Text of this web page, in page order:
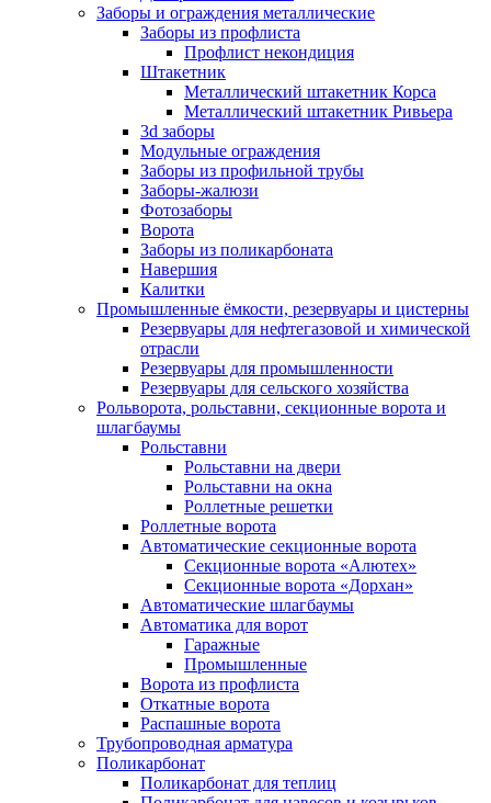
Заборы и ограждения металлические
Заборы из профлиста
Профлист некондиция
Штакетник
Металлический штакетник Корса
Металлический штакетник Ривьера
3d заборы
Модульные ограждения
Заборы из профильной трубы
Заборы-жалюзи
Фотозаборы
Ворота
Заборы из поликарбоната
Навершия
Калитки
Промышленные ёмкости, резервуары и цистерны
Резервуары для нефтегазовой и химической
отрасли
Резервуары для промышленности
Резервуары для сельского хозяйства
Рольворота, рольставни, секционные ворота и
шлагбаумы
Рольставни
Рольставни на двери
Рольставни на окна
Роллетные решетки
Роллетные ворота
Автоматические секционные ворота
Секционные ворота «Алютех»
Секционные ворота «Дорхан»
Автоматические шлагбаумы
Автоматика для ворот
Гаражные
Промышленные
Ворота из профлиста
Откатные ворота
Распашные ворота
Трубопроводная арматура
Поликарбонат
Поликарбонат для теплиц